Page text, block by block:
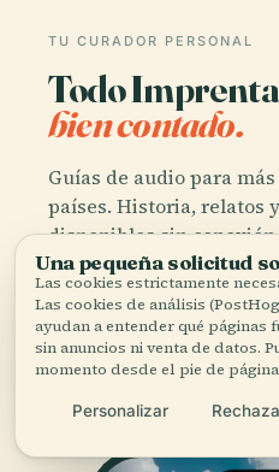
TU CURADOR PERSONAL
Todo
bien contado.
Guías de audio para
países. Historia, relatos
disponibles sin conexión.
Descargar la app
Únete a más de 50.000
Una pequeña solicitud
Las cookies estrictamente
Las cookies de análisis
ayudan a entender qué páginas
sin anuncios ni venta de datos.
momento desde el pie de
Personalizar